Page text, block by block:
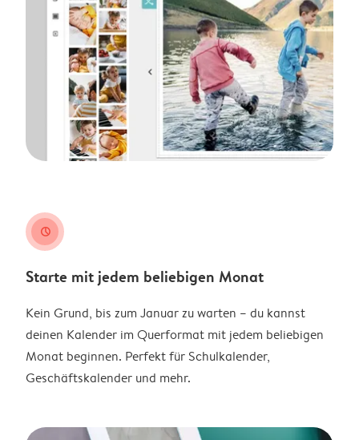
clock
Starte mit jedem beliebigen Monat
Kein Grund, bis zum Januar zu warten – du kannst
deinen Kalender im Querformat mit jedem beliebigen
Monat beginnen. Perfekt für Schulkalender,
Geschäftskalender und mehr.